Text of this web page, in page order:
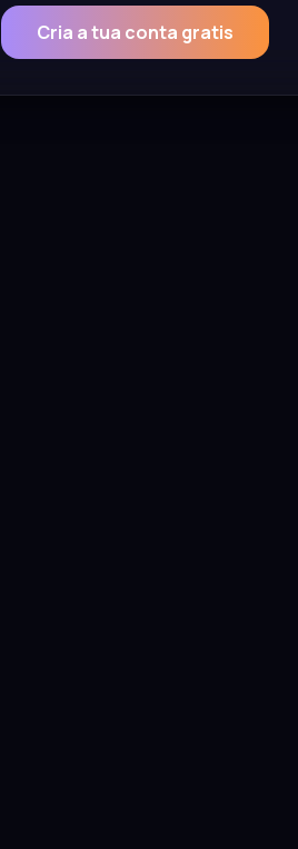
Cria a tua conta gratis